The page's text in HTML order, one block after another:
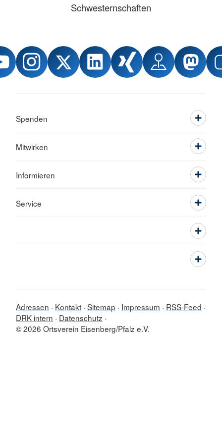
Schwesternschaften
Spenden
Mitwirken
Informieren
Service
Adressen Kontakt Sitemap Impressum
RSS-Feed
DRK intern
Datenschutz
© 2026 Ortsverein Eisenberg/Pfalz e.V.